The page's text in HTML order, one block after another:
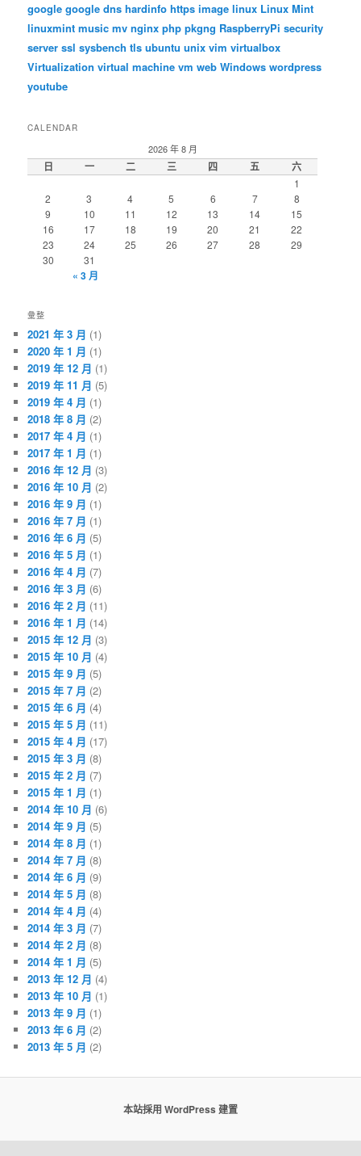
google google dns hardinfo https image linux Linux Mint
linuxmint music mv nginx php pkgng RaspberryPi security
server ssl sysbench tls ubuntu unix vim virtualbox
Virtualization virtual machine vm web Windows wordpress
youtube
CALENDAR
2026 年 8 月
日 一 二 三 四 五 六
1
2
3 4 5 6 7
8
9
10 11 12 13 14
15
16
17 18 19 20 21
22
23
24 25 26 27 28
29
30
31
« 3 月
彙整
2021 年 3 月 (1)
2020 年 1 月 (1)
2019 年 12 月 (1)
2019 年 11 月 (5)
2019 年 4 月 (1)
2018 年 8 月 (2)
2017 年 4 月 (1)
2017 年 1 月 (1)
2016 年 12 月 (3)
2016 年 10 月 (2)
2016 年 9 月 (1)
2016 年 7 月 (1)
2016 年 6 月 (5)
2016 年 5 月 (1)
2016 年 4 月 (7)
2016 年 3 月 (6)
2016 年 2 月 (11)
2016 年 1 月 (14)
2015 年 12 月 (3)
2015 年 10 月 (4)
2015 年 9 月 (5)
2015 年 7 月 (2)
2015 年 6 月 (4)
2015 年 5 月 (11)
2015 年 4 月 (17)
2015 年 3 月 (8)
2015 年 2 月 (7)
2015 年 1 月 (1)
2014 年 10 月 (6)
2014 年 9 月 (5)
2014 年 8 月 (1)
2014 年 7 月 (8)
2014 年 6 月 (9)
2014 年 5 月 (8)
2014 年 4 月 (4)
2014 年 3 月 (7)
2014 年 2 月 (8)
2014 年 1 月 (5)
2013 年 12 月 (4)
2013 年 10 月 (1)
2013 年 9 月 (1)
2013 年 6 月 (2)
2013 年 5 月 (2)
本站採用 WordPress 建置